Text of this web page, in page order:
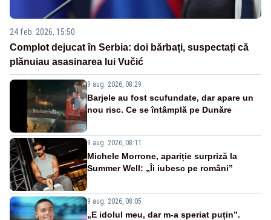
24 feb. 2026, 15:50
Complot dejucat în Serbia: doi bărbați, suspectați că
plănuiau asasinarea lui Vučić
9 aug. 2026, 08:29
Barjele au fost scufundate, dar apare un
nou risc. Ce se întâmplă pe Dunăre
9 aug. 2026, 08:11
Michele Morrone, apariție surpriză la
Summer Well: „Îi iubesc pe români”
9 aug. 2026, 08:05
„E idolul meu, dar m-a speriat puțin”.